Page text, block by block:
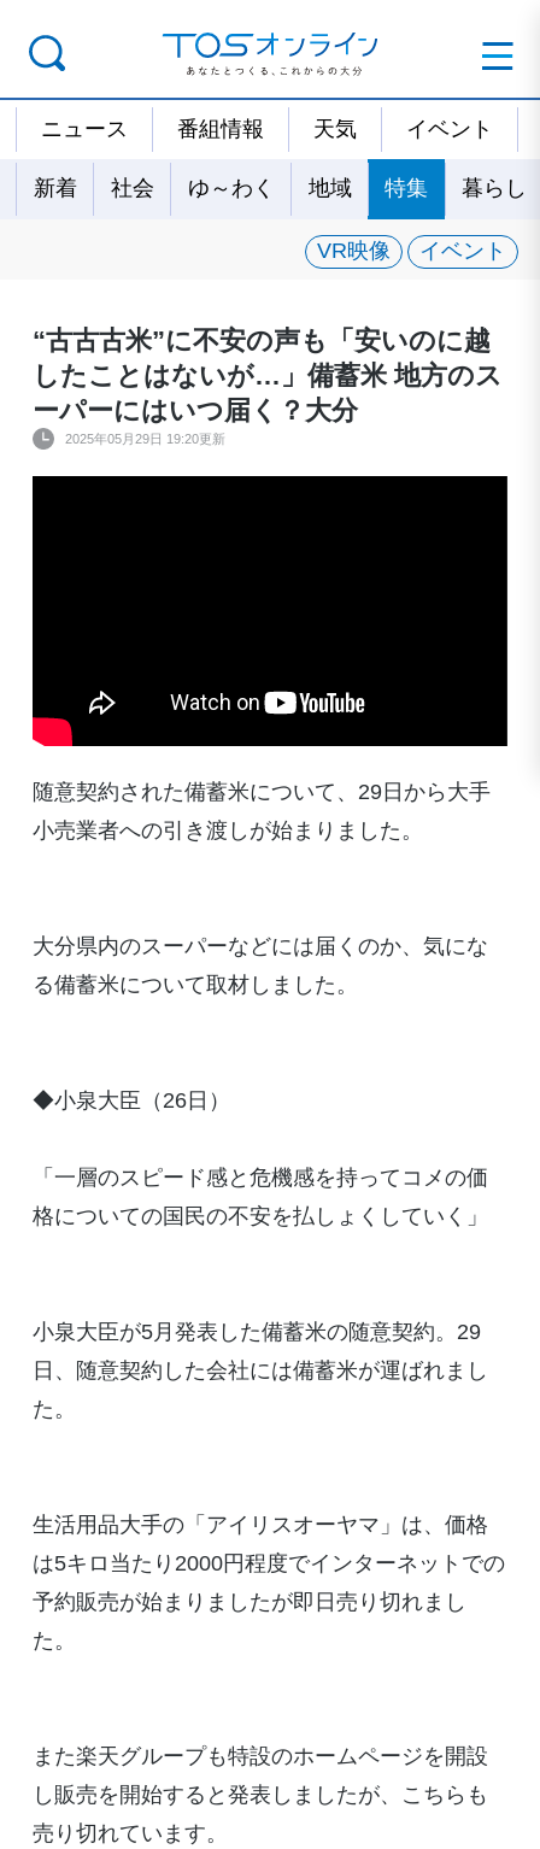
ニュース 番組情報 天気 イベント
新着 社会 ゆ～わく 地域 特集 暮らし
VR映像 イベント
“古古古米”に不安の声も「安いのに越
したことはないが…」備蓄米 地方のス
ーパーにはいつ届く？大分
2025年05月29日 19:20更新
随意契約された備蓄米について、29日から大手
小売業者への引き渡しが始まりました。
大分県内のスーパーなどには届くのか、気にな
る備蓄米について取材しました。
◆小泉大臣（26日）
「一層のスピード感と危機感を持ってコメの価
格についての国民の不安を払しょくしていく」
小泉大臣が5月発表した備蓄米の随意契約。29
日、随意契約した会社には備蓄米が運ばれまし
た。
生活用品大手の「アイリスオーヤマ」は、価格
は5キロ当たり2000円程度でインターネットでの
予約販売が始まりましたが即日売り切れまし
た。
また楽天グループも特設のホームページを開設
し販売を開始すると発表しましたが、こちらも
売り切れています。